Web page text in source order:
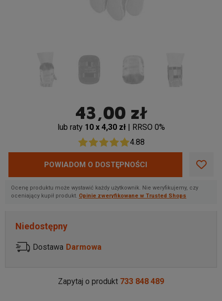
43,00 zł
lub raty 10 x 4,30 zł | RRSO 0%
4.88
Ocenę produktu może wystawić każdy użytkownik. Nie weryfikujemy, czy
oceniający kupił produkt. Opinie zweryfikowane w Trusted Shops
Niedostępny
Dostawa Darmowa
POWIADOM O DOSTĘPNOŚCI
Zapytaj o produkt 733 848 489